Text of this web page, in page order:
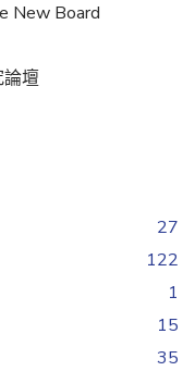
New Board
壇
27
122
1
15
35